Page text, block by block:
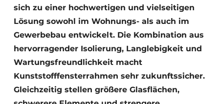
sich zu einer hochwertigen und vielseitigen
Lösung sowohl im Wohnungs- als auch im
Gewerbebau entwickelt. Die Kombination aus
hervorragender Isolierung, Langlebigkeit und
Wartungsfreundlichkeit macht
Kunststofffensterrahmen sehr zukunftssicher.
Gleichzeitig stellen größere Glasflächen,